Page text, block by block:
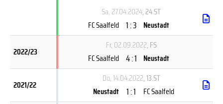
Sa, 27.04.2024, 24.ST
FC Saalfeld 1 : 3 Neustadt
2022/23
Fr, 02.09.2022, FS
FC Saalfeld 4 : 1 Neustadt
2021/22
Do, 14.04.2022, 13.ST
Neustadt 1 : 1 FC Saalfeld